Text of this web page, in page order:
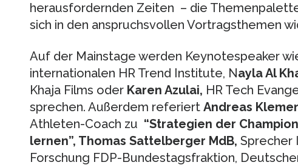
herausfordernden Zeiten – die
sich in den anspruchsvollen Vortragsthemen
Auf der Mainstage werden Keynotespeaker
internationalen HR Trend Institute, Nayla Al
Khaja Films oder Karen Azulai, HR Tech
sprechen. Außerdem referiert Andreas
Athleten-Coach zu “Strategien der
lernen”, Thomas Sattelberger MdB, Sprecher
Forschung FDP-Bundestagsfraktion,